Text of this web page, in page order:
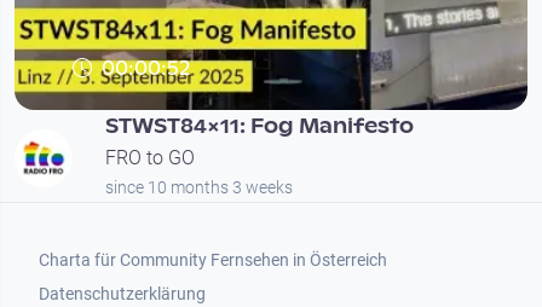
00:00:52
STWST84x11: Fog Manifesto
FRO to GO
since 10 months 3 weeks
Footer 1
Charta für Community Fernsehen in Österreich
Datenschutzerklärung